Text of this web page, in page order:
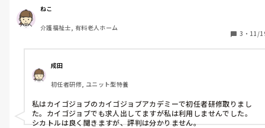
になってきます。
ちなみに私の経験ですが、 新聞折り込みやハローワークよりも、介
護系の転職エージェントを使うほうが希望に沿った施設を紹介して
れるので、未経験の方には特に向いていると思います。
私は福祉学校を卒業後、未経験で小多機に就職しましたが、給料面
や研修内容など細かい部分を確認せず入ったため、あとから「え
っ、そうだったの？」となったことがいくつもありました。
ねこさんの旦那さまには同じような後悔をしてほしくないので、面
接前にしっかり情報を集めておくことをおすすめします。
のこと。
でも、「資料請求ありがとうございます。」とカイゴジョブから
メールがあったんです…。(そこにははじめにかかってきた電話
シカトルというサイトとカイゴジョブもはじめて利用したので、
信頼できる会社なのか心配になりました。
カイゴジョブで仕事見つけた方って結構いるんですかね？？ゆく
ゆくは利用しようと思ったのですが…やめた方がいいでしょう
ねこ
介護福祉士, 有料老人ホーム
3 ・ 11/
成田
初任者研修, ユニット型特養
私はカイゴジョブのカイゴジョブアカデミーで初任者研修取りまし
た。カイゴジョブでも求人出してますが私は利用しませんでした。
シカトルは良く聞きますが、評判は分かりません。